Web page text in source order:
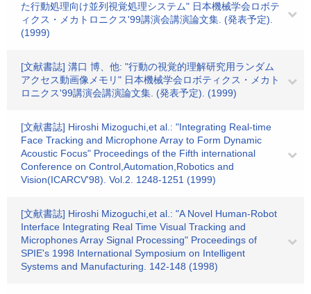
た行動処理向け並列視覚処理システム" 日本機械学会ロボテ
ィクス・メカトロニクス'99講演会講演論文集. (発表予定).
(1999)
[文献書誌] 溝口 博、他: "行動の視覚的理解研究用ランダム
アクセス動画像メモリ" 日本機械学会ロボティクス・メカト
ロニクス'99講演会講演論文集. (発表予定). (1999)
[文献書誌] Hiroshi Mizoguchi,et al.: "Integrating Real-time
Face Tracking and Microphone Array to Form Dynamic
Acoustic Focus" Proceedings of the Fifth international
Conference on Control,Automation,Robotics and
Vision(ICARCV'98). Vol.2. 1248-1251 (1999)
[文献書誌] Hiroshi Mizoguchi,et al.: "A Novel Human-Robot
Interface Integrating Real Time Visual Tracking and
Microphones Array Signal Processing" Proceedings of
SPIE's 1998 International Symposium on Intelligent
Systems and Manufacturing. 142-148 (1998)